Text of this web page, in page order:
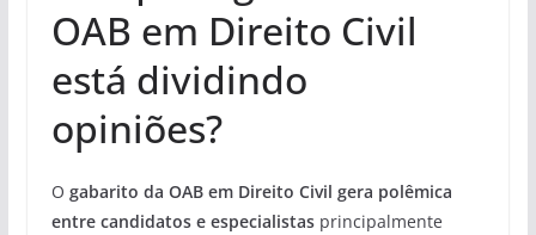
OAB em Direito Civil
está dividindo
opiniões?
O gabarito da OAB em Direito Civil gera polêmica
entre candidatos e especialistasprincipalmente